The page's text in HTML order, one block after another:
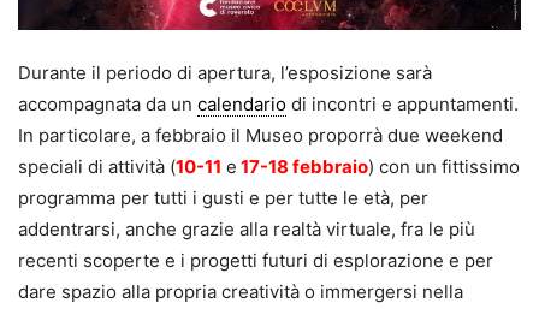
Durante il periodo di apertura, l’esposizione sarà
accompagnata da un calendario di incontri e appuntamenti.
In particolare, a febbraio il Museo proporrà due weekend
speciali di attività (10-11 e 17-18 febbraio) con un fittissimo
programma per tutti i gusti e per tutte le età, per
addentrarsi, anche grazie alla realtà virtuale, fra le più
recenti scoperte e i progetti futuri di esplorazione e per
dare spazio alla propria creatività o immergersi nella